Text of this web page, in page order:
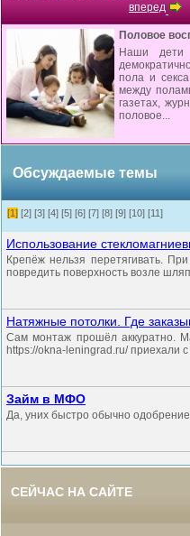
вперед
Половое
Наши дети
пола и
между
газетах,
половое...
Обсуждаемые темы
[1] [2] [3] [4] [5] [6] [7] [8] [9] [10] [11]
Использование
Крепёж нельзя перетягивать.
повредить поверхность возле
Натяжные потолки. Где
Сам монтаж прошёл аккуратно.
https://okna-leningrad.ru/ приехали
Займ в МФО
Да, уних быстро обычно
СЕЙЧАС НА САЙТЕ